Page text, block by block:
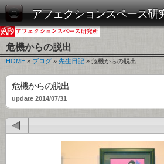
アフェクションスペース研
危機からの脱出
HOME » ブログ » 先生日記 » 危機からの脱出
危機からの脱出
update 2014/07/31